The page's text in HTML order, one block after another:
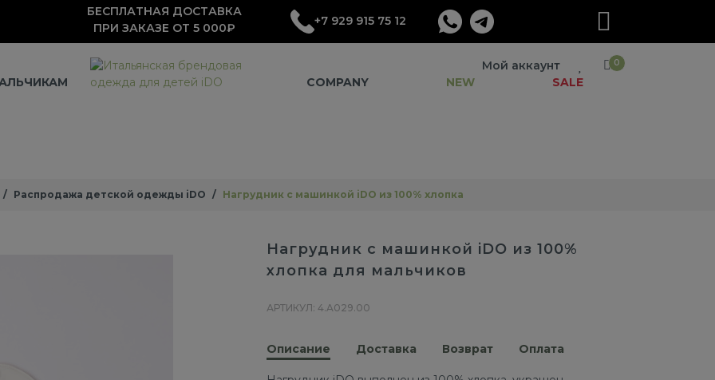
БЕСПЛАТНАЯ ДОСТАВКА
ПРИ ЗАКАЗЕ ОТ 5 000₽
+7 929 915 75 12
Мой аккаунт 0
COMPANY NEW SALE
Распродажа детской одежды iDO Нагрудник с машинкой iDO из 100% хлопка
Нагрудник с машинкой iDO из 100%
хлопка для мальчиков
АРТИКУЛ: 4.A029.00
Описание Доставка Возврат Оплата